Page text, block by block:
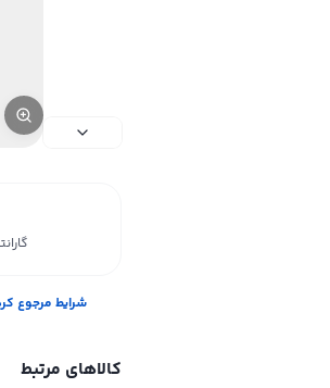
شرایط مرجوع
کالاهای مرتبط